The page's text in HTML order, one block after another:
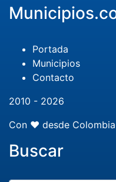
Portada
Municipios
Contacto
2010 - 2026
Con ❤️ desde Colombia
Buscar